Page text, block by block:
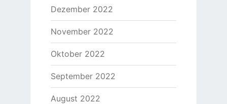
Dezember 2022
November 2022
Oktober 2022
September 2022
August 2022